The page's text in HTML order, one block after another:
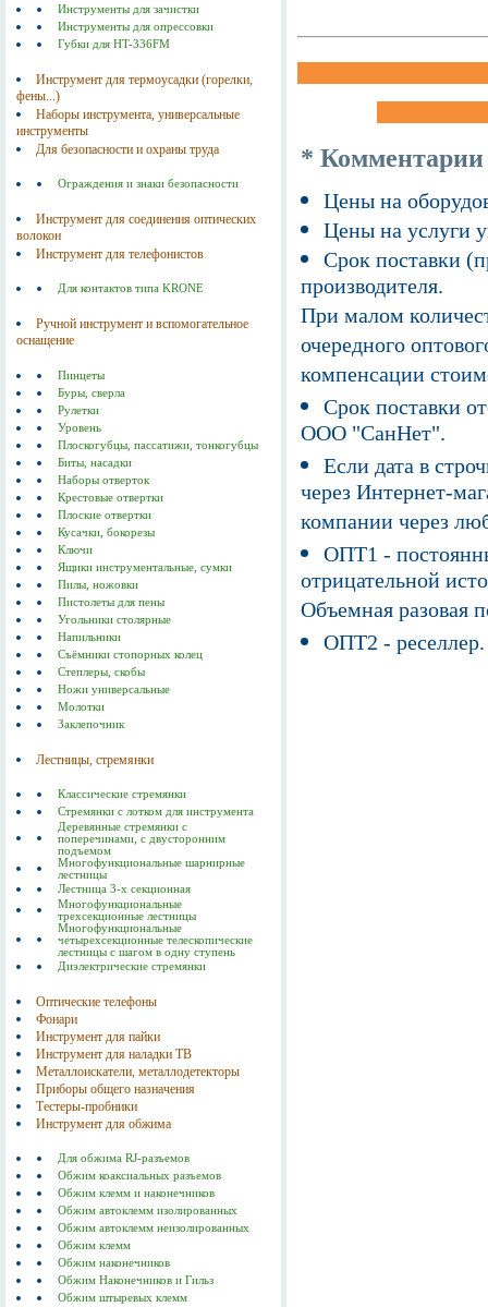
Инструменты для зачистки
Инструменты для опрессовки
Губки для HT-336FM
Инструмент для термоусадки (горелки,
фены...)
Наборы инструмента, универсальные
инструменты
Для безопасности и охраны труда
Ограждения и знаки безопасности
Инструмент для соединения оптических
волокон
Инструмент для телефонистов
Для контактов типа KRONE
Ручной инструмент и вспомогательное
оснащение
Пинцеты
Буры, сверла
Рулетки
Уровень
Плоскогубцы, пассатижи, тонкогубцы
Биты, насадки
Наборы отверток
Крестовые отвертки
Плоские отвертки
Кусачки, бокорезы
Ключи
Ящики инструментальные, сумки
Пилы, ножовки
Пистолеты для пены
Угольники столярные
Напильники
Съёмники стопорных колец
Степлеры, скобы
Ножи универсальные
Молотки
Заклепочник
Лестницы, стремянки
Классические стремянки
Стремянки с лотком для инструмента
Деревянные стремянки с
поперечинами, с двусторонним
подъемом
Многофункциональные шарнирные
лестницы
Лестница 3-х секционная
Многофункциональные
трехсекционные лестницы
Многофункциональные
четырехсекционные телескопические
лестницы с шагом в одну ступень
Диэлектрические стремянки
Оптические телефоны
Фонари
Инструмент для пайки
Инструмент для наладки ТВ
Металлоискатели, металлодетекторы
Приборы общего назначения
Тестеры-пробники
Инструмент для обжима
Для обжима RJ-разъемов
Обжим коаксиальных разъемов
Обжим клемм и наконечников
Обжим автоклемм изолированных
Обжим автоклемм неизолированных
Обжим клемм
Обжим наконечников
Обжим Наконечников и Гильз
Обжим штыревых клемм
* Комментарии
Цены на
Цены на услуги
Срок поставки
производителя.
При малом
очередного
компенсации
Срок поставки
ООО "СанНет".
Если дата в
через Интернет-
компании через
ОПТ1 -
отрицательной
Объемная разовая
ОПТ2 -